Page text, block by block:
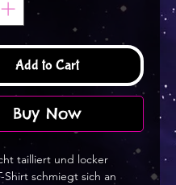
Add to Cart
Buy Now
tailliert und locker
Shirt schmiegt sich an